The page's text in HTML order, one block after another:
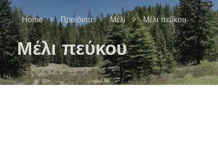
Home Προϊόντα Mέλι Μέλι πεύκου
Μέλι πεύκου